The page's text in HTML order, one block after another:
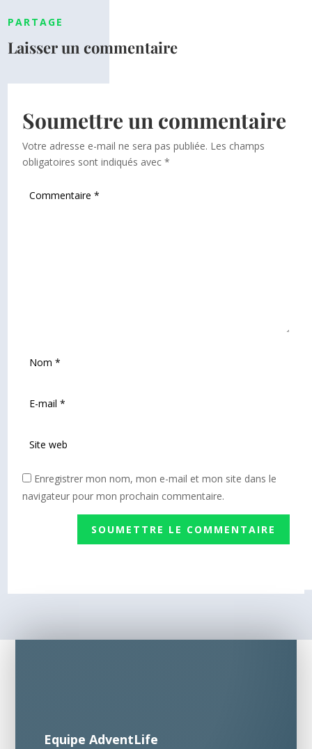
PARTAGE
Laisser un commentaire
Soumettre un commentaire
Votre adresse e-mail ne sera pas publiée. Les champs
obligatoires sont indiqués avec*
Enregistrer mon nom, mon e-mail et mon site dans le
navigateur pour mon prochain commentaire.
SOUMETTRE LE COMMENTAIRE
Equipe AdventLife